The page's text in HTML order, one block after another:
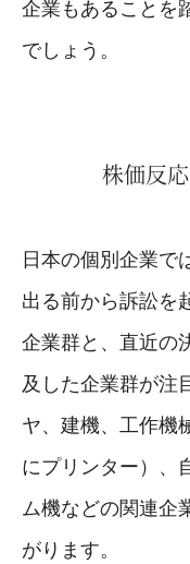
企業もあることを
でしょう。
株価反
日本の個別企業で
出る前から訴訟を
企業群と、直近の
及した企業群が注
ヤ、建機、工作機
にプリンター）、
ム機などの関連企
がります。